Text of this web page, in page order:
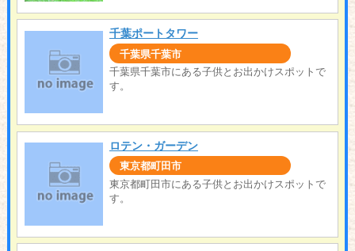
千葉ポートタワー
千葉県千葉市
千葉県千葉市にある子供とお出かけスポットで
す。
ロテン・ガーデン
東京都町田市
東京都町田市にある子供とお出かけスポットで
す。